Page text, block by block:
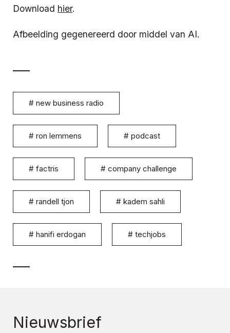
Download hier.
Afbeelding gegenereerd door middel van AI.
# new business radio
# ron lemmens # podcast
# factris # company challenge
# randell tjon # kadem sahli
# hanifi erdogan # techjobs
Nieuwsbrief